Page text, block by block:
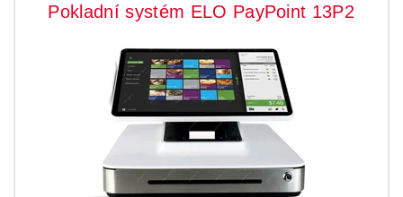
Pokladní systém ELO PayPoint 13P2